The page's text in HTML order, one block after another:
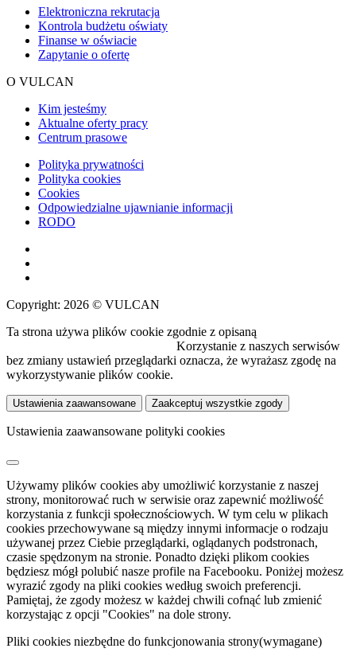
Elektroniczna rekrutacja
Kontrola budżetu oświaty
Finanse w oświacie
Zapytanie o ofertę
O VULCAN
Kim jesteśmy
Aktualne oferty pracy
Centrum prasowe
Polityka prywatności
Polityka cookies
Cookies
Odpowiedzialne ujawnianie informacji
RODO
Copyright: 2026 © VULCAN
Ta strona używa plików cookie zgodnie z opisaną
Korzystanie z naszych serwisów
bez zmiany ustawień przeglądarki oznacza, że wyrażasz zgodę na
wykorzystywanie plików cookie.
Ustawienia zaawansowane Zaakceptuj wszystkie zgody
Ustawienia zaawansowane polityki cookies
Używamy plików cookies aby umożliwić korzystanie z naszej
strony, monitorować ruch w serwisie oraz zapewnić możliwość
korzystania z funkcji społecznościowych. W tym celu w plikach
cookies przechowywane są między innymi informacje o rodzaju
używanej przez Ciebie przeglądarki, oglądanych podstronach,
czasie spędzonym na stronie. Ponadto dzięki plikom cookies
będziesz mógł polubić nasze profile na Facebooku. Poniżej możesz
wyrazić zgody na pliki cookies według swoich preferencji.
Pamiętaj, że zgody możesz w każdej chwili cofnąć lub zmienić
korzystając z opcji "Cookies" na dole strony.
Pliki cookies niezbędne do funkcjonowania strony(wymagane)